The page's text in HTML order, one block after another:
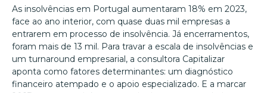
As insolvências em Portugal aumentaram 18% em 2023,
face ao ano interior, com quase duas mil empresas a
entrarem em processo de insolvência. Já encerramentos,
foram mais de 13 mil. Para travar a escala de insolvências e
um turnaround empresarial, a consultora Capitalizar
aponta como fatores determinantes: um diagnóstico
financeiro atempado e o apoio especializado. E a marcar